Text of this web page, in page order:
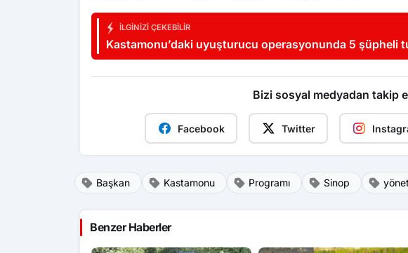
İLGINIZI ÇEKEBILIR
Kastamonu’daki uyuşturucu operasyonunda 5 şüpheli
Bizi sosyal medyadan takip
Facebook Twitter
Başkan Kastamonu Programı Sinop
Benzer Haberler